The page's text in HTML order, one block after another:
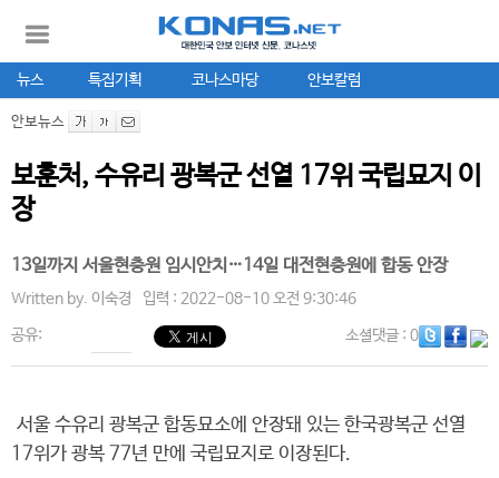
뉴스 특집기획 코나스마당 안보칼럼
안보뉴스
보훈처, 수유리 광복군 선열 17위 국립묘지 이
장
13일까지 서울현충원 임시안치…14일 대전현충원에 합동 안장
Written by. 이숙경 입력 : 2022-08-10 오전 9:30:46
공유: 소셜댓글: 0
서울 수유리 광복군 합동묘소에 안장돼 있는 한국광복군 선열
17위가 광복 77년 만에 국립묘지로 이장된다.